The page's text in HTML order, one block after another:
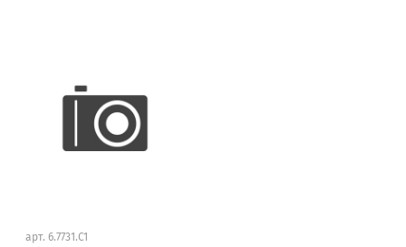
арт. 6.7731.C1